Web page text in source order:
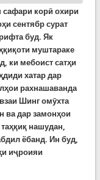
сафари корӣ охири
сентябр сурат
буд. Як
муштараке
ки мебоист сатҳи
хатар дар
рахнашаванда
Шинг омӯхта
ва дар замонҳои
нашудан,
ёбанд. Ин буд,
иҷроияи